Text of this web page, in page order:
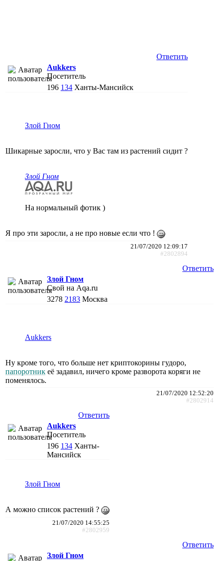
Ответить
Aukkers
Посетитель
196 134 Ханты-Мансийск
Злой Гном
Шикарные заросли, что у Вас там из растений сидит ?
Злой Гном
На нормальный фотик )
Я про эти заросли, а не про новые если что !
21/07/2020 12:09:17
#2802894
Ответить
Злой Гном
Свой на Aqa.ru
3278 2183 Москва
Aukkers
Ну кроме того, что больше нет криптокорины гудоро,
папоротник её задавил, ничего кроме разворота коряги не
поменялось.
21/07/2020 12:52:20
#2802914
Ответить
Aukkers
Посетитель
196 134 Ханты-
Мансийск
Злой Гном
А можно список растений ?
21/07/2020 14:55:25
#2802959
Ответить
Злой Гном